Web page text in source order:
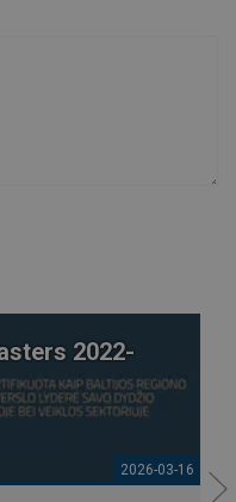
2022-
2026-03-16